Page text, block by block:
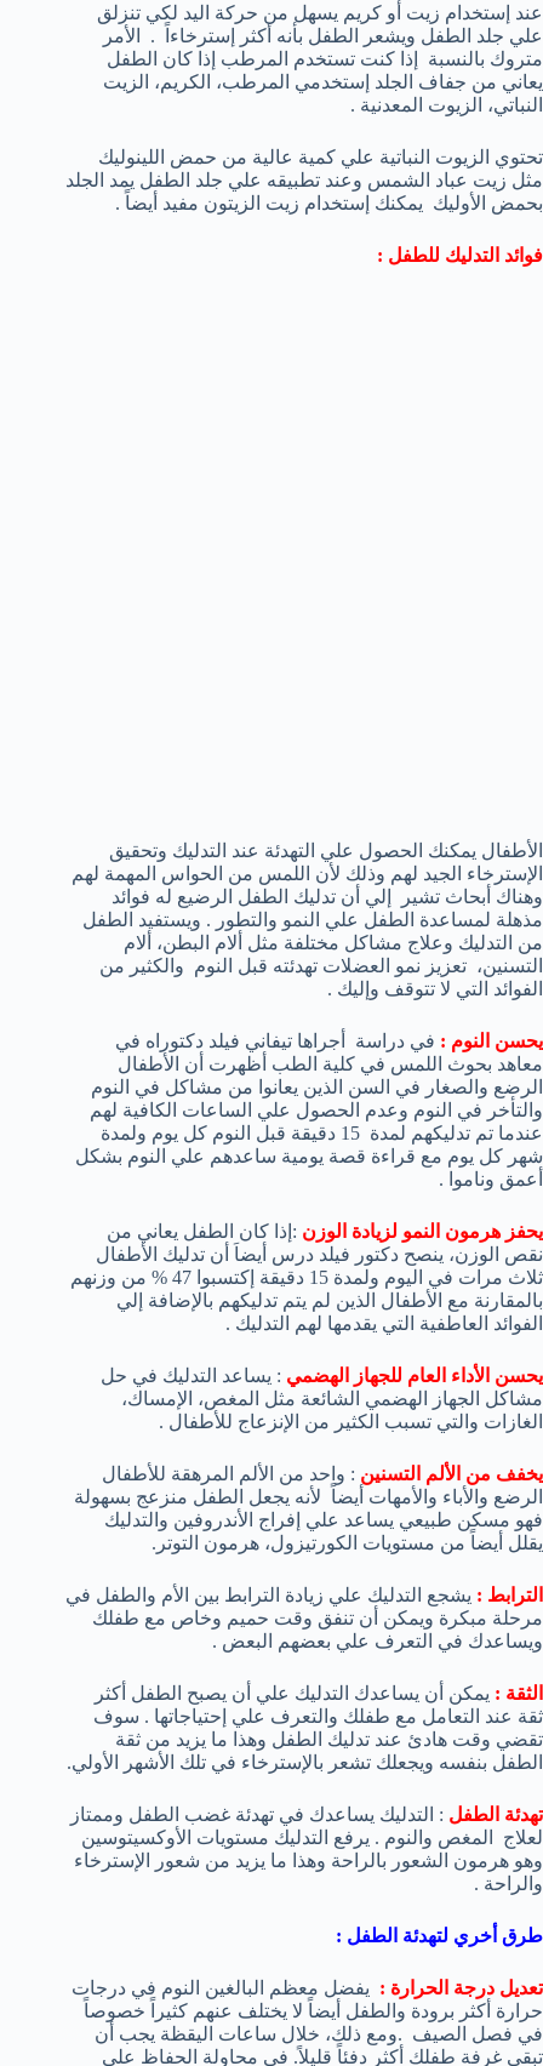
عند إستخدام زيت أو كريم يسهل من حركة اليد لكي تنزلق
علي جلد الطفل ويشعر الطفل بأنه أكثر إسترخاءاً . الأمر
متروك بالنسبة إذا كنت تستخدم المرطب إذا كان الطفل
يعاني من جفاف الجلد إستخدمي المرطب، الكريم، الزيت
النباتي، الزيوت المعدنية .
تحتوي الزيوت النباتية علي كمية عالية من حمض اللينوليك
مثل زيت عباد الشمس وعند تطبيقه علي جلد الطفل يمد الجلد
بحمض الأوليك يمكنك إستخدام زيت الزيتون مفيد أيضاً .
فوائد التدليك للطفل :
الأطفال يمكنك الحصول علي التهدئة عند التدليك وتحقيق
الإسترخاء الجيد لهم وذلك لأن اللمس من الحواس المهمة لهم
وهناك أبحاث تشير إلي أن تدليك الطفل الرضيع له فوائد
مذهلة لمساعدة الطفل علي النمو والتطور . ويستفيد الطفل
من التدليك وعلاج مشاكل مختلفة مثل ألام البطن، ألام
التسنين، تعزيز نمو العضلات تهدئته قبل النوم والكثير من
الفوائد التي لا تتوقف وإليك .
يحسن النوم : في دراسة أجراها تيفاني فيلد دكتوراه في
معاهد بحوث اللمس في كلية الطب أظهرت أن الأطفال
الرضع والصغار في السن الذين يعانوا من مشاكل في النوم
والتأخر في النوم وعدم الحصول علي الساعات الكافية لهم
عندما تم تدليكهم لمدة 15 دقيقة قبل النوم كل يوم ولمدة
شهر كل يوم مع قراءة قصة يومية ساعدهم علي النوم بشكل
أعمق وناموا .
يحفز هرمون النمو لزيادة الوزن :إذا كان الطفل يعاني من
نقص الوزن، ينصح دكتور فيلد درس أيضاَ أن تدليك الأطفال
ثلاث مرات في اليوم ولمدة 15 دقيقة إكتسبوا 47 % من وزنهم
بالمقارنة مع الأطفال الذين لم يتم تدليكهم بالإضافة إلي
الفوائد العاطفية التي يقدمها لهم التدليك .
يحسن الأداء العام للجهاز الهضمي : يساعد التدليك في حل
مشاكل الجهاز الهضمي الشائعة مثل المغص، الإمساك،
الغازات والتي تسبب الكثير من الإنزعاج للأطفال .
يخفف من الألم التسنين : واحد من الألم المرهقة للأطفال
الرضع والأباء والأمهات أيضاً لأنه يجعل الطفل منزعج بسهولة
فهو مسكن طبيعي يساعد علي إفراج الأندروفين والتدليك
يقلل أيضاً من مستويات الكورتيزول، هرمون التوتر.
الترابط : يشجع التدليك علي زيادة الترابط بين الأم والطفل في
مرحلة مبكرة ويمكن أن تنفق وقت حميم وخاص مع طفلك
ويساعدك في التعرف علي بعضهم البعض .
الثقة : يمكن أن يساعدك التدليك علي أن يصبح الطفل أكثر
ثقة عند التعامل مع طفلك والتعرف علي إحتياجاتها . سوف
تقضي وقت هادئ عند تدليك الطفل وهذا ما يزيد من ثقة
الطفل بنفسه ويجعلك تشعر بالإسترخاء في تلك الأشهر الأولي.
تهدئة الطفل : التدليك يساعدك في تهدئة غضب الطفل وممتاز
لعلاج المغص والنوم . يرفع التدليك مستويات الأوكسيتوسين
وهو هرمون الشعور بالراحة وهذا ما يزيد من شعور الإسترخاء
والراحة .
طرق أخري لتهدئة الطفل :
تعديل درجة الحرارة : يفضل معظم البالغين النوم في درجات
حرارة أكثر برودة والطفل أيضاً لا يختلف عنهم كثيراً خصوصاً
في فصل الصيف .ومع ذلك، خلال ساعات اليقظة يجب أن
تبقي غرفة طفلك أكثر دفئاً قليلاً. في محاولة الحفاظ علي